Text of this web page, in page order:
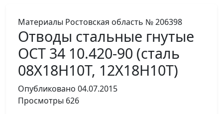
Материалы Ростовская область № 206398
Отводы стальные гнутые
ОСТ 34 10.420-90 (сталь
08Х18Н10Т, 12Х18Н10Т)
Опубликовано 04.07.2015
Просмотры 626